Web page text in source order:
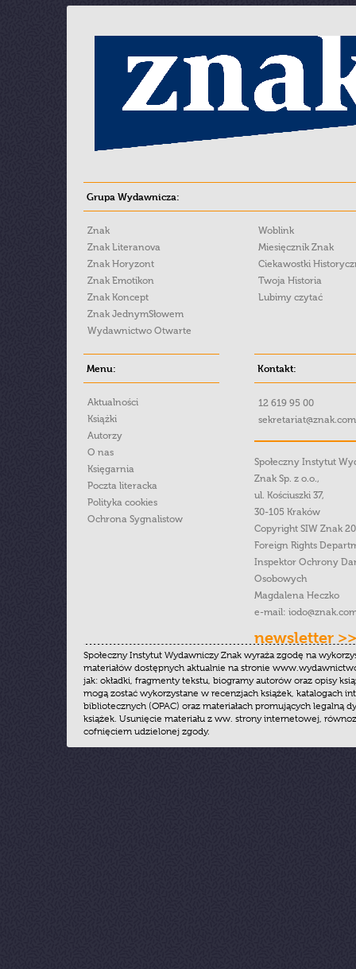
Grupa Wydawnicza:
Znak
Znak Literanova
Znak Horyzont
Znak Emotikon
Znak Koncept
Znak JednymSłowem
Wydawnictwo Otwarte
Woblink
Miesięcznik Znak
Ciekawostki
Twoja Historia
Lubimy czytać
Menu:
Aktualności
Książki
Autorzy
O nas
Księgarnia
Poczta literacka
Polityka cookies
Ochrona Sygnalistow
Kontakt:
12 619 95 00
Społeczny Instytut
Znak Sp. z o.o.,
ul. Kościuszki 37,
30-105 Kraków
Copyright SIW Znak
Foreign Rights
Inspektor Ochrony
Osobowych
Magdalena Heczko
e-mail:
newsletter >>
Społeczny Instytut Wydawniczy Znak wyraża zgodę na
materiałów dostępnych aktualnie na stronie
jak: okładki, fragmenty tekstu, biogramy autorów oraz opisy
mogą zostać wykorzystane w recenzjach książek, katalogach
bibliotecznych (OPAC) oraz materiałach promujących legalną
książek. Usunięcie materiału z ww. strony internetowej,
cofnięciem udzielonej zgody.